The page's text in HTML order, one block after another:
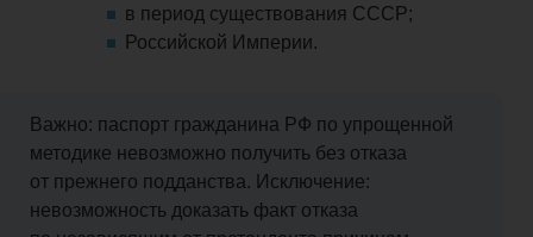
в период существования СССР;
Российской Империи.
Важно: паспорт гражданина РФ по упрощенной
методике невозможно получить без отказа
от прежнего подданства. Исключение:
невозможность доказать факт отказа